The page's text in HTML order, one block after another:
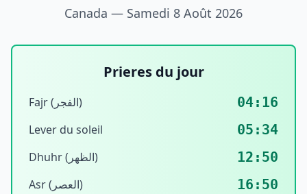
Canada — Samedi 8 Août 2026
Prieres du jour
Fajr (الفجر) 04:16
Lever du soleil 05:34
Dhuhr (الظهر) 12:50
Asr (العصر) 16:50